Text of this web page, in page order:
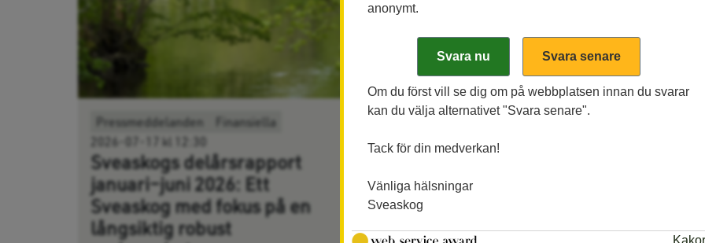
Pressmeddelanden Finansiella
2026-07-17 kl 12:30
Sveaskogs delårsrapport
januari–juni 2026: Ett
Sveaskog med fokus på en
långsiktig robust
Pressmeddelanden
2026-07-09 kl 08:00
Sveaskogs innehav i
Sunpine slutförd
Sveaskog Förvaltnings AB har sålt
anonymt.
Om du först vill se dig om på webbplatsen innan du svarar
kan du välja alternativet "Svara senare".
Tack för din medverkan!
Vänliga hälsningar
Sveaskog
Kakor